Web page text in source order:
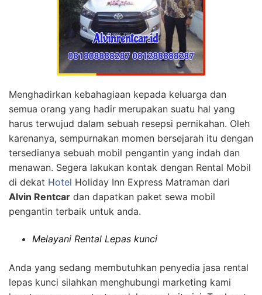
Menghadirkan kebahagiaan kepada keluarga dan
semua orang yang hadir merupakan suatu hal yang
harus terwujud dalam sebuah resepsi pernikahan. Oleh
karenanya, sempurnakan momen bersejarah itu dengan
tersedianya sebuah mobil pengantin yang indah dan
menawan. Segera lakukan kontak dengan Rental Mobil
di dekat Hotel Holiday Inn Express Matraman dari
Alvin Rentcar dan dapatkan paket sewa mobil
pengantin terbaik untuk anda.
Melayani Rental Lepas kunci
Anda yang sedang membutuhkan penyedia jasa rental
lepas kunci silahkan menghubungi marketing kami